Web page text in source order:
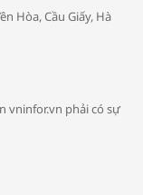
tránh bệnh
thời tiết giao mùa
em
Hòa, Cầu Giấy, Hà
vninfor.vn phải có sự